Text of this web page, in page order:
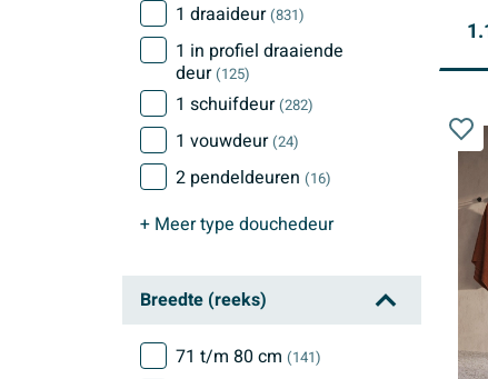
1 draaideur(831)
1 in profiel draaiende
deur(125)
1 schuifdeur(282)
1 vouwdeur(24)
2 pendeldeuren (16)
+ Meertype douchedeur
Breedte (reeks)
71 t/m 80 cm (141)